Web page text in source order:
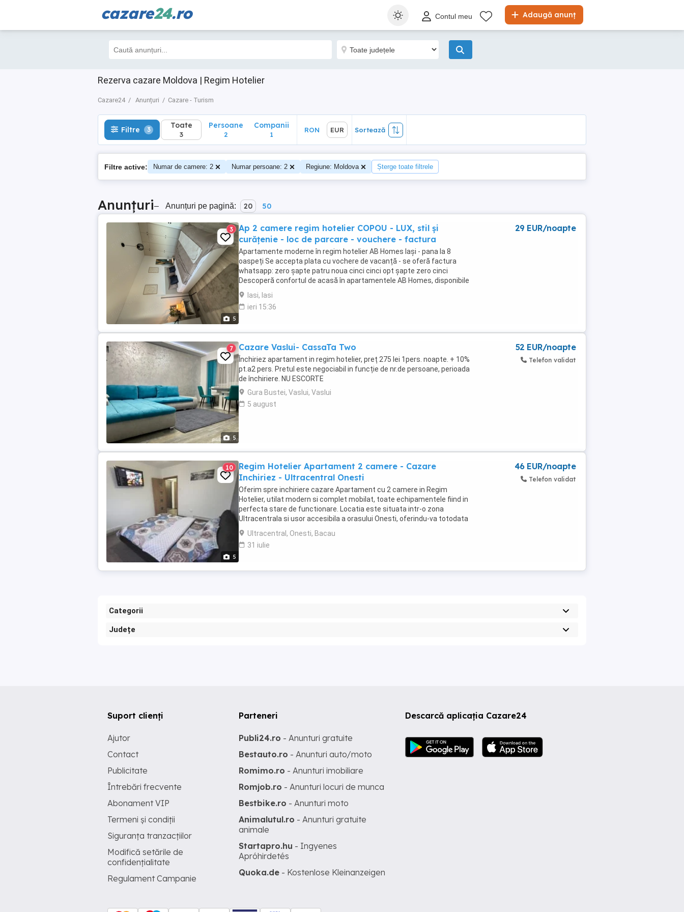
cazare24.ro Adaugă anunț
Contul meu
Rezerva cazare Moldova | Regim Hotelier
Cazare24 Anunțuri Cazare - Turism
Filtre 3 Toate
3
Filtre 3 Toate
3
Persoane
2
Companii
1
RON EUR Sortează
Filtre active: Numar de camere: 2 Numar persoane: 2 Regiune: Moldova Șterge toate filtrele
Anunțuri– Anunțuri pe pagină: 20 50
5
3
Ap 2 camere regim hotelier COPOU - LUX, stil și
curățenie - loc de parcare - vouchere - factura
Apartamente moderne în regim hotelier AB Homes Iași - pana la 8
oaspeți Se accepta plata cu vochere de vacanță - se oferă factura
whatsapp: zero șapte patru noua cinci cinci opt șapte zero cinci
Descoperă confortul de acasă în apartamentele AB Homes, disponibile
în cele mai căutate zone din Iași Palas, ...
Iasi, Iasi
ieri 15:36
29 EUR/noapte
5
7 Cazare Vaslui- CassaTa Two
Închiriez apartament in regim hotelier, preț 275 lei 1pers. noapte. + 10%
pt.a2 pers. Pretul este negociabil in funcție de nr.de persoane, perioada
de închiriere. NU ESCORTE
Gura Bustei, Vaslui, Vaslui
5 august
52 EUR/noapte
Telefon validat
5
10
Regim Hotelier Apartament 2 camere - Cazare
Inchiriez - Ultracentral Onesti
Oferim spre inchiriere cazare Apartament cu 2 camere in Regim
Hotelier, utilat modern si complet mobilat, toate echipamentele fiind in
perfecta stare de functionare. Locatia este situata intr-o zona
Ultracentrala si usor accesibila a orasului Onesti, oferindu-va totodata
un spatiu generos de aproximativ ...
Ultracentral, Onesti, Bacau
31 iulie
46 EUR/noapte
Telefon validat
Categorii
Județe
Descarcă aplicația Cazare24
Suport clienți
Ajutor
Contact
Publicitate
Întrebări frecvente
Abonament VIP
Termeni și condiții
Siguranța tranzacțiilor
Modifică setările de
confidențialitate
Regulament Campanie
Parteneri
Publi24.ro - Anunturi gratuite
Bestauto.ro - Anunturi auto/moto
Romimo.ro - Anunturi imobiliare
Romjob.ro - Anunturi locuri de munca
Bestbike.ro - Anunturi moto
Animalutul.ro - Anunturi gratuite
animale
Startapro.hu - Ingyenes
Apróhirdetés
Quoka.de - Kostenlose Kleinanzeigen